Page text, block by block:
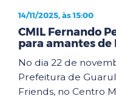
14/11/2025, às 15:00
CMIL Fernando
para amantes de
No dia 22 de
Prefeitura de
Friends, no Centro